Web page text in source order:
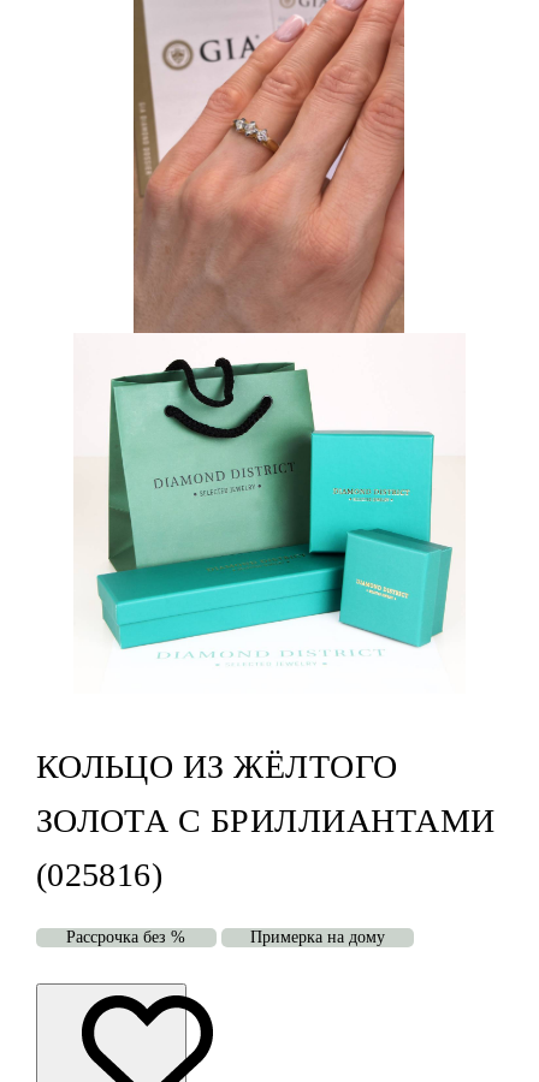
КОЛЬЦО ИЗ ЖЁЛТОГО
ЗОЛОТА С БРИЛЛИАНТАМИ
(025816)
Рассрочка без % Примерка на дому